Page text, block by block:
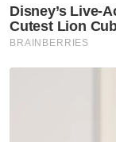
Pelantikan
empat
sehingga